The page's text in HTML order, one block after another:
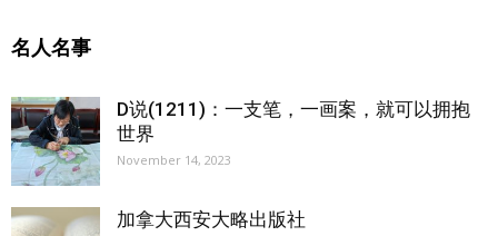
名人名事
D说(1211)：一支笔，一画案，就可以拥抱
世界
November 14, 2023
加拿大西安大略出版社